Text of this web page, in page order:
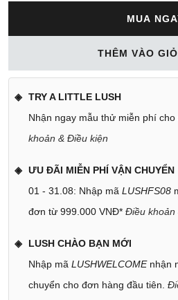
MUA
THÊM VÀO
TRY A LITTLE LUSH
Nhận ngay mẫu thử miễn phí
khoản & Điều kiện
ƯU ĐÃI MIỄN PHÍ VẬN CHUYỂN
01 - 31.08: Nhập mã LUSHFS08
đơn từ 999.000 VNĐ* Điều khoản
LUSH CHÀO BẠN MỚI
Nhập mã LUSHWELCOMEnhận
chuyển cho đơn hàng đầu tiên.